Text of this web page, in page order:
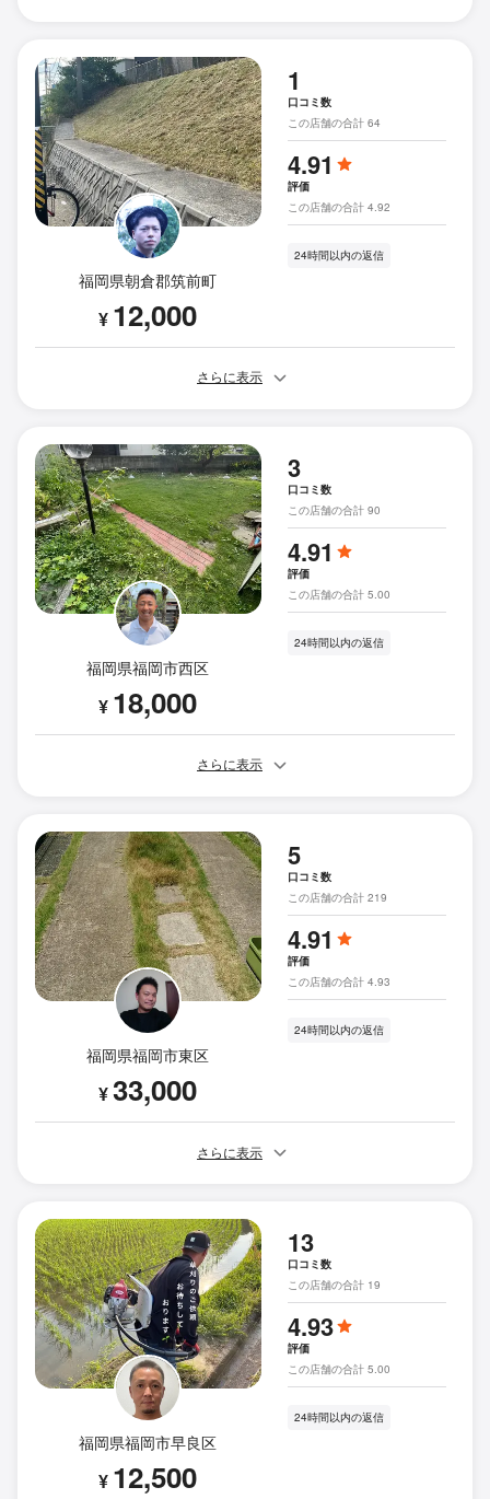
福岡県朝倉郡筑前町
¥ 12,000
1
口コミ数
この店舗の合計 64
4.91
評価
この店舗の合計 4.92
24時間以内の返信
さらに表示
福岡県福岡市西区
¥ 18,000
3
口コミ数
この店舗の合計 90
4.91
評価
この店舗の合計 5.00
24時間以内の返信
さらに表示
福岡県福岡市東区
¥33,000
5
口コミ数
この店舗の合計 219
4.91
評価
この店舗の合計 4.93
24時間以内の返信
さらに表示
福岡県福岡市早良区
¥ 12,500
13
口コミ数
この店舗の合計 19
4.93
評価
この店舗の合計 5.00
24時間以内の返信